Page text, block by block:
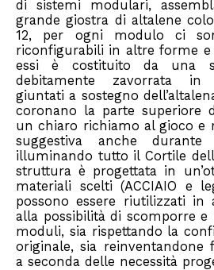
di sistemi modulari,
grande giostra di altalene
12, per ogni modulo ci
riconfigurabili in altre forme
essi è costituito da una
debitamente zavorrata in
giuntati a sostegno
coronano la parte superiore
un chiaro richiamo al gioco e
suggestiva anche
illuminando tutto il Cortile
struttura è progettata in
materiali scelti (ACCIAIO e
possono essere riutilizzati in
alla possibilità di scomporre
moduli, sia rispettando la
originale, sia reinventandone
a seconda delle necessità